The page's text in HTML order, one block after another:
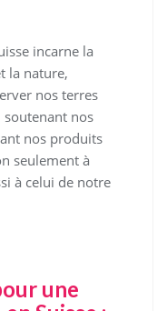
incarne la
la nature,
nos terres
soutenant nos
nos produits
seulement à
à celui de notre
une